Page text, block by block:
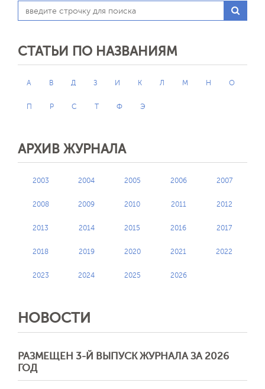
СТАТЬИ ПО НАЗВАНИЯМ
А В Д З И К Л М Н О
П Р С Т Ф Э
АРХИВ ЖУРНАЛА
2003 2004 2005 2006 2007
2008 2009 2010 2011 2012
2013 2014 2015 2016 2017
2018 2019 2020 2021 2022
2023 2024 2025 2026
НОВОСТИ
РАЗМЕЩЕН 3-Й ВЫПУСК ЖУРНАЛА ЗА 2026
ГОД